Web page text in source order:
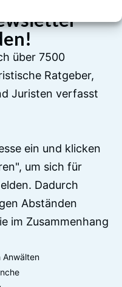
über 7500
Ratgeber,
Juristen verfasst
ein und klicken
um sich für
Dadurch
Abständen
im Zusammenhang
Anwälten